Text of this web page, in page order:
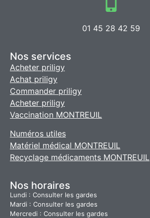
01 45 28 42 59
Nos services
Acheter priligy
Achat priligy
Commander priligy
Acheter priligy
Vaccination MONTREUIL
Numéros utiles
Matériel médical MONTREUIL
Recyclage médicaments MONTREUIL
Nos horaires
Lundi : Consulter les gardes
Mardi : Consulter les gardes
Mercredi : Consulter les gardes